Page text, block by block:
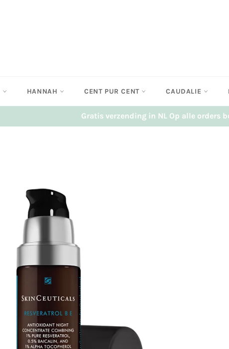
HANNAH CENT PUR CENT CAUDALIE
Gratis verzending in NL Op alle orders